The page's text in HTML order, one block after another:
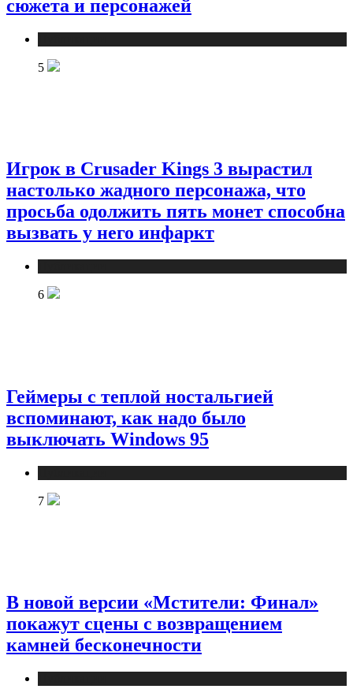
сюжета и персонажей
5
Игрок в Crusader Kings 3 вырастил
настолько жадного персонажа, что
просьба одолжить пять монет способна
вызвать у него инфаркт
6
Геймеры с теплой ностальгией
вспоминают, как надо было
выключать Windows 95
7
В новой версии «Мстители: Финал»
покажут сцены с возвращением
камней бесконечности